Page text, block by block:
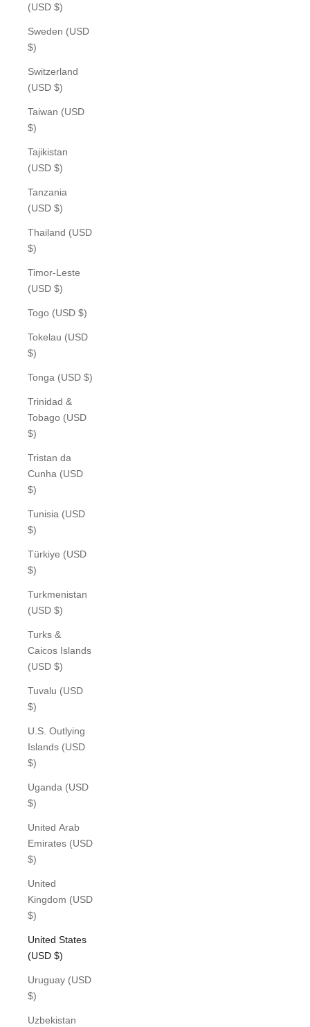
(USD $)
Sweden (USD
$)
Switzerland
(USD $)
Taiwan (USD
$)
Tajikistan
(USD $)
Tanzania
(USD $)
Thailand (USD
$)
Timor-Leste
(USD $)
Togo (USD $)
Tokelau (USD
$)
Tonga (USD $)
Trinidad &
Tobago (USD
$)
Tristan da
Cunha (USD
$)
Tunisia (USD
$)
Türkiye (USD
$)
Turkmenistan
(USD $)
Turks &
Caicos Islands
(USD $)
Tuvalu (USD
$)
U.S. Outlying
Islands (USD
$)
Uganda (USD
$)
United Arab
Emirates (USD
$)
United
Kingdom (USD
$)
United States
(USD $)
Uruguay (USD
$)
Uzbekistan